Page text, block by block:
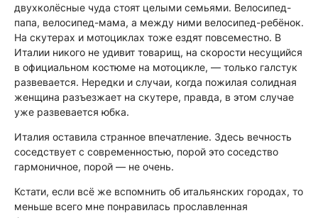
двухколёсные чуда стоят целыми семьями. Велосипед-
папа, велосипед-мама, а между ними велосипед-ребёнок.
На скутерах и мотоциклах тоже ездят повсеместно. В
Италии никого не удивит товарищ, на скорости несущийся
в официальном костюме на мотоцикле, — только галстук
развевается. Нередки и случаи, когда пожилая солидная
женщина разъезжает на скутере, правда, в этом случае
уже развевается юбка.
Италия оставила странное впечатление. Здесь вечность
соседствует с современностью, порой это соседство
гармоничное, порой — не очень.
Кстати, если всё же вспомнить об итальянских городах, то
меньше всего мне понравилась прославленная